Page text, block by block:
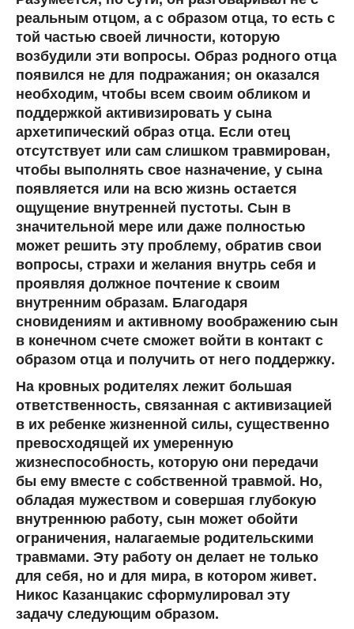
реальным отцом, а с образом отца, то есть с
той частью своей личности, которую
возбудили эти вопросы. Образ родного отца
появился не для подражания; он оказался
необходим, чтобы всем своим обликом и
поддержкой активизировать у сына
архетипический образ отца. Если отец
отсутствует или сам слишком травмирован,
чтобы выполнять свое назначение, у сына
появляется или на всю жизнь остается
ощущение внутренней пустоты. Сын в
значительной мере или даже полностью
может решить эту проблему, обратив свои
вопросы, страхи и желания внутрь себя и
проявляя должное почтение к своим
внутренним образам. Благодаря
сновидениям и активному воображению сын
в конечном счете сможет войти в контакт с
образом отца и получить от него поддержку.
На кровных родителях лежит большая
ответственность, связанная с активизацией
в их ребенке жизненной силы, существенно
превосходящей их умеренную
жизнеспособность, которую они передачи
бы ему вместе с собственной травмой. Но,
обладая мужеством и совершая глубокую
внутреннюю работу, сын может обойти
ограничения, налагаемые родительскими
травмами. Эту работу он делает не только
для себя, но и для мира, в котором живет.
Никос Казанцакис сформулировал эту
задачу следующим образом.